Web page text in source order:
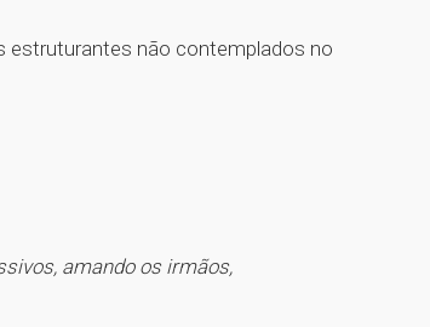
estruturantes não contemplados no
amando os irmãos,